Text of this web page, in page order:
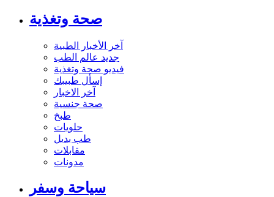
صحة وتغذية
آخر الأخبار الطبية
جديد عالم الطب
فيديو صحة وتغذية
إسأل طبيبك
آخر الاخبار
صحة جنسية
طبخ
حلويات
طب بديل
مقابلات
مدونات
سياحة وسفر